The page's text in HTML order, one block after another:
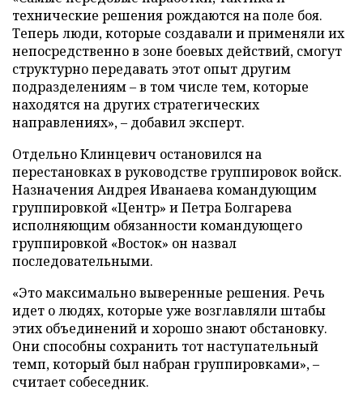
технические решения рождаются на поле боя.
Теперь люди, которые создавали и применяли их
непосредственно в зоне боевых действий, смогут
структурно передавать этот опыт другим
подразделениям – в том числе тем, которые
находятся на других стратегических
направлениях», – добавил эксперт.
Отдельно Клинцевич остановился на
перестановках в руководстве группировок войск.
Назначения Андрея Иванаева командующим
группировкой «Центр» и Петра Болгарева
исполняющим обязанности командующего
группировкой «Восток» он назвал
последовательными.
«Это максимально выверенные решения. Речь
идет о людях, которые уже возглавляли штабы
этих объединений и хорошо знают обстановку.
Они способны сохранить тот наступательный
темп, который был набран группировками», –
считает собеседник.